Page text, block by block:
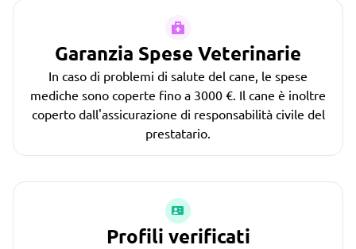
Garanzia Spese Veterinarie
In caso di problemi di salute del cane, le spese
mediche sono coperte fino a 3000 €. Il cane è inoltre
coperto dall'assicurazione di responsabilità civile del
prestatario.
Profili verificati